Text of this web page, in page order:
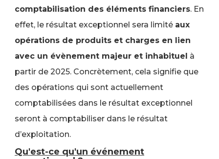
comptabilisation des éléments financiers. En
effet, le résultat exceptionnel sera limité aux
opérations de produits et charges en lien
avec un évènement majeur et inhabituel à
partir de 2025. Concrètement, cela signifie que
des opérations qui sont actuellement
comptabilisées dans le résultat exceptionnel
seront à comptabiliser dans le résultat
d’exploitation.
Qu'est-ce qu'un événement